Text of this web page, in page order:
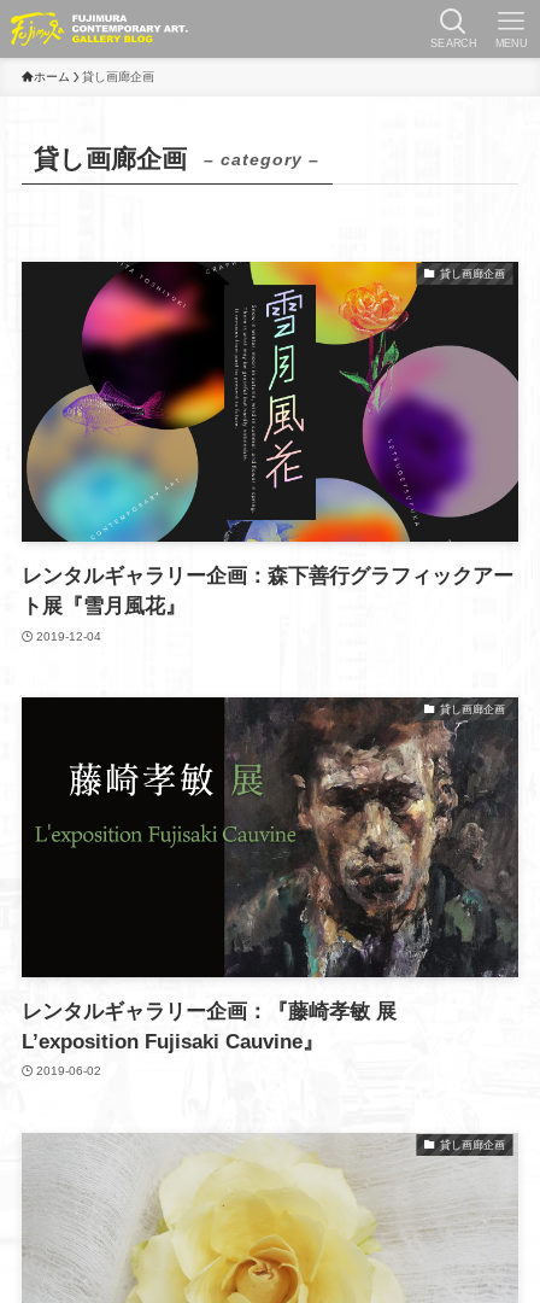
SEARCH MENU
ホーム 貸し画廊企画
貸し画廊企画 – category –
貸し画廊企画
レンタルギャラリー企画：森下善行グラフィックアー
ト展『雪月風花』
2019-12-04
貸し画廊企画
レンタルギャラリー企画：『藤崎孝敏 展
L’exposition Fujisaki Cauvine』
2019-06-02
貸し画廊企画